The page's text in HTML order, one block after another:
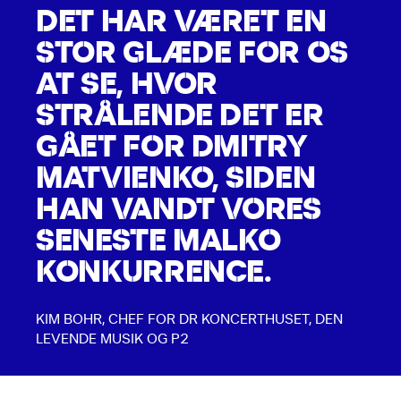
DET HAR VÆRET EN
STOR GLÆDE FOR OS
AT SE, HVOR
STRÅLENDE DET ER
GÅET FOR DMITRY
MATVIENKO, SIDEN
HAN VANDT VORES
SENESTE MALKO
KONKURRENCE.
KIM BOHR, CHEF FOR DR KONCERTHUSET, DEN
LEVENDE MUSIK OG P2